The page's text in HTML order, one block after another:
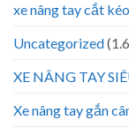
xe nâng tay cắt kéo
Uncategorized
XE NÂNG TAY
Xe nâng tay gắn